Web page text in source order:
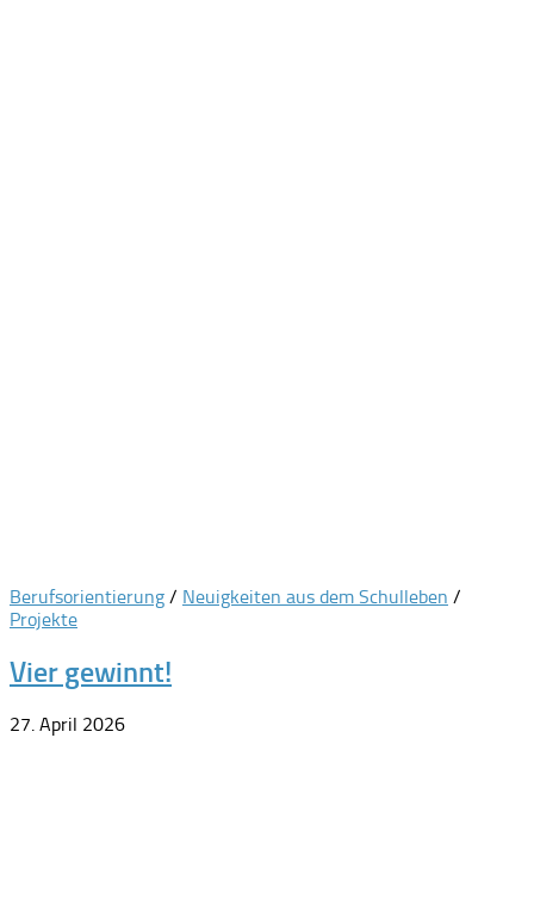
Berufsorientierung / Neuigkeiten aus dem Schulleben /
Projekte
Vier gewinnt!
27. April 2026